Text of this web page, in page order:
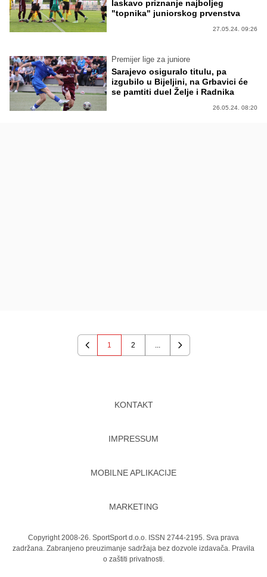
laskavo priznanje najboljeg
"topnika" juniorskog prvenstva
27.05.24. 09:26
Premijer lige za juniore
Sarajevo osiguralo titulu, pa
izgubilo u Bijeljini, na Grbavici će
se pamtiti duel Želje i Radnika
26.05.24. 08:20
Previous
1 2 ...
Next
KONTAKT
IMPRESSUM
MOBILNE APLIKACIJE
MARKETING
Copyright 2008-26. SportSport d.o.o. ISSN 2744-2195. Sva prava
zadržana. Zabranjeno preuzimanje sadržaja bez dozvole izdavača. Pravila
o zaštiti privatnosti.